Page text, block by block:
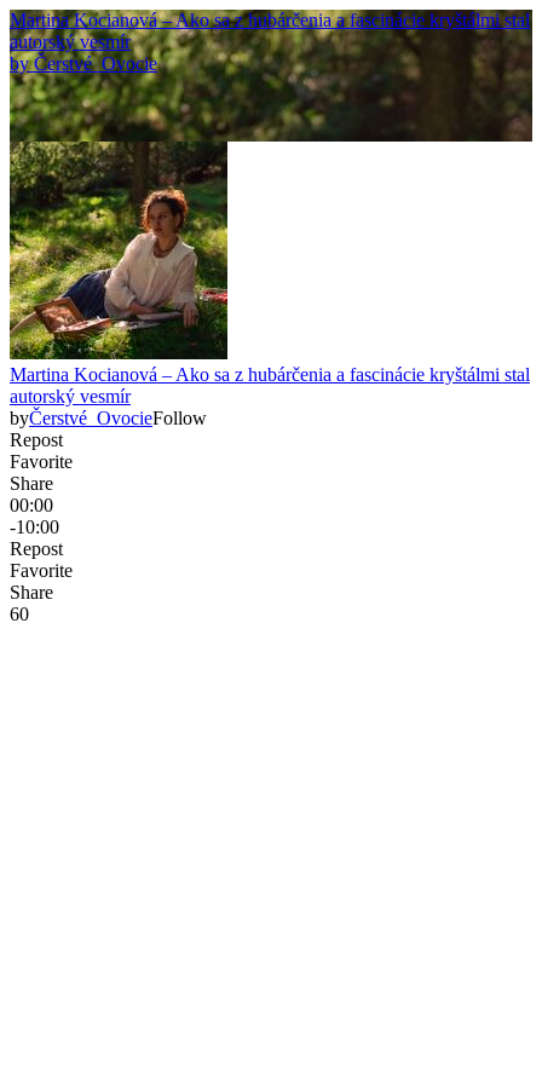
Martina Kocianová – Ako sa z hubárčenia a fascinácie kryštálmi stal
autorský vesmír
byČerstvé_Ovocie
Martina Kocianová – Ako sa z hubárčenia a fascinácie kryštálmi stal
autorský vesmír
byČerstvé_OvocieFollow
Repost
Favorite
Share
00:00
-10:00
Repost
Favorite
Share
60